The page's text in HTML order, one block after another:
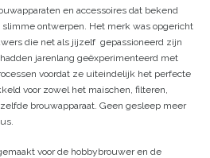
en accessoires dat bekend
ontwerpen. Het merk was opgericht
die net als jijzelf gepassioneerd zijn
jarenlang geëxperimenteerd met
voordat ze uiteindelijk het perfecte
voor zowel het maischen, filteren,
brouwapparaat. Geen gesleep meer
voor de hobbybrouwer en de